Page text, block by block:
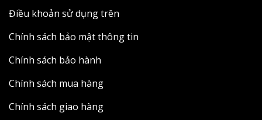
Điều khoản sử dụng trên
Chính sách bảo mật thông tin
Chính sách bảo hành
Chính sách mua hàng
Chính sách giao hàng